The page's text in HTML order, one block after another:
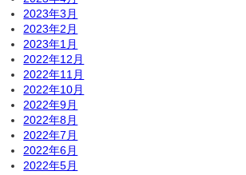
2023年3月
2023年2月
2023年1月
2022年12月
2022年11月
2022年10月
2022年9月
2022年8月
2022年7月
2022年6月
2022年5月